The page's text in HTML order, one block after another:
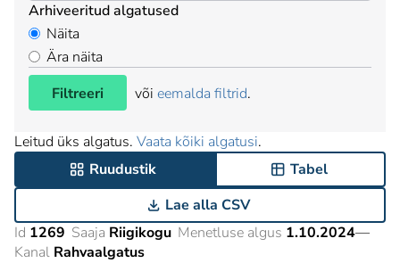
Arhiveeritud algatused
Näita
Ära näita
Filtreeri
või eemalda filtrid.
Leitud üks algatus. Vaata kõiki algatusi.
Ruudustik
Tabel
Lae alla CSV
Id 1269 Saaja Riigikogu Menetluse algus 1.10.2024—
Kanal Rahvaalgatus